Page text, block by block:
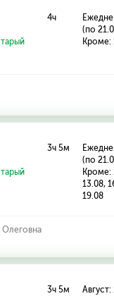
4ч
(по
Кроме:
3ч 5м
(по
Кроме:
13.08,
19.08
Олеговна
3ч 5м
Август: